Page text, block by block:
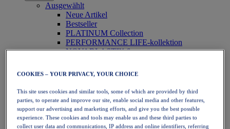
Ausgewählt
Neue Artikel
Bestseller
PLATINUM Collection
PERFORMANCE LIFE-kollektion
NOVABLAST™ 6
Laufen
Trailrunning
Tennis
Volleyball
Handball
Padel
Korbball
COOKIES – YOUR PRIVACY, YOUR CHOICE
This site uses cookies and similar tools, some of which are provided by third
parties, to operate and improve our site, enable social media and other features,
support our advertising and marketing efforts, and give you the best possible
experience. These cookies and tools may enable us and these third parties to
collect user data and communications, IP address and online identifiers, referring